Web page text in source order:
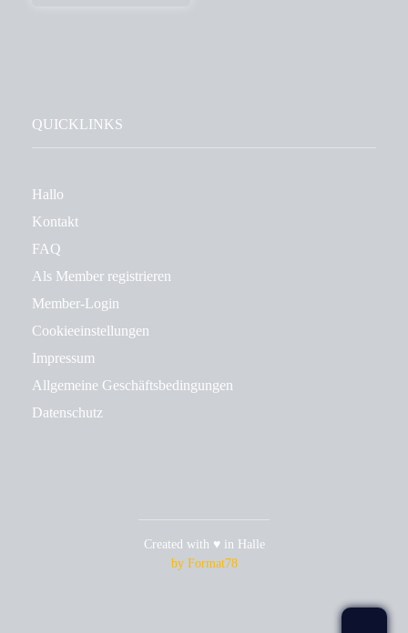
QUICKLINKS
Hallo
Kontakt
FAQ
Als Member registrieren
Member-Login
Cookieeinstellungen
Impressum
Allgemeine Geschäftsbedingungen
Datenschutz
Created with ♥ in Halle
by Format78